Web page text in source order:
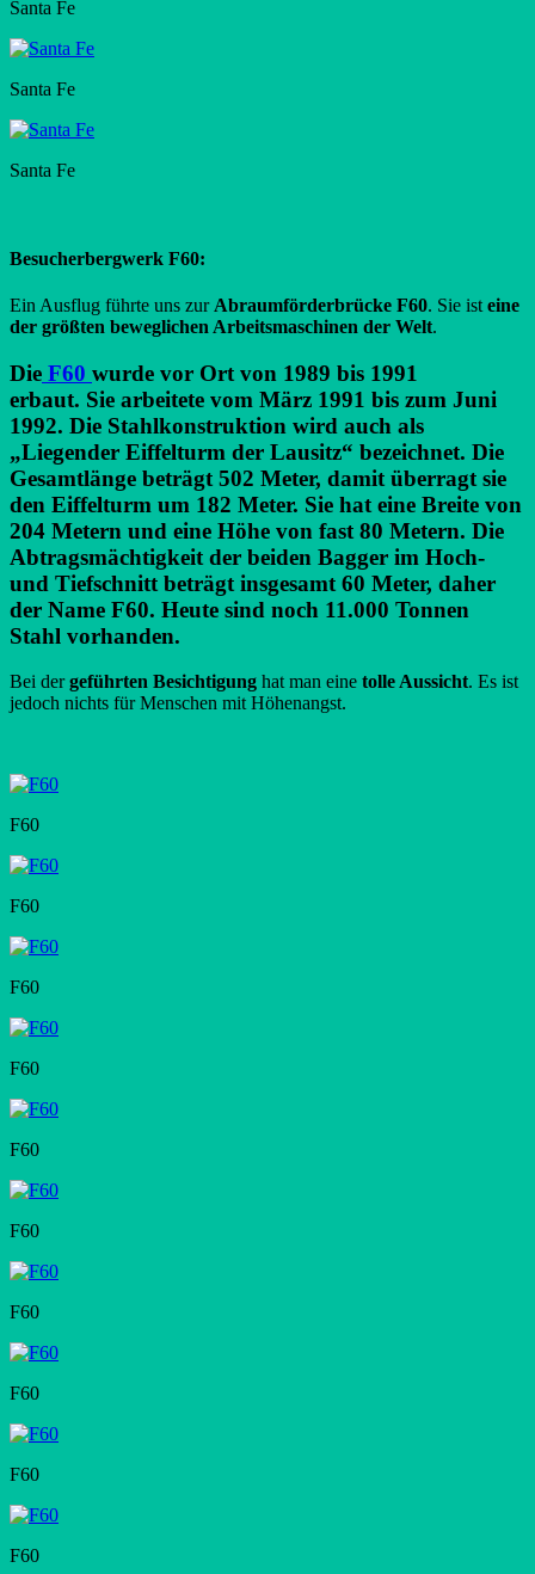
Santa Fe
Santa Fe
Santa Fe
Besucherbergwerk F60:
Ein Ausflug führte uns zur Abraumförderbrücke F60. Sie ist eine
der größten beweglichen Arbeitsmaschinen der Welt.
Die F60 wurde vor Ort von 1989 bis 1991
erbaut. Sie arbeitete vom März 1991 bis zum Juni
1992. Die Stahlkonstruktion wird auch als
„Liegender Eiffelturm der Lausitz“ bezeichnet. Die
Gesamtlänge beträgt 502 Meter, damit überragt sie
den Eiffelturm um 182 Meter. Sie hat eine Breite von
204 Metern und eine Höhe von fast 80 Metern. Die
Abtragsmächtigkeit der beiden Bagger im Hoch-
und Tiefschnitt beträgt insgesamt 60 Meter, daher
der Name F60. Heute sind noch 11.000 Tonnen
Stahl vorhanden.
Bei dergeführten Besichtigung hat man eine tolle Aussicht. Es ist
jedoch nichts für Menschen mit Höhenangst.
F60
F60
F60
F60
F60
F60
F60
F60
F60
F60